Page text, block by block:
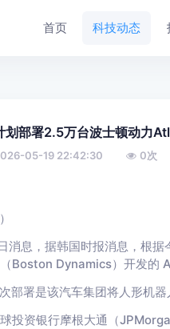
首页 科技动态
划部署2.5万台波士顿动力
05-19 22:42:30 0次
消息，据韩国时报消息，根
Boston Dynamics）开发的
部署是该汽车集团将人形机
投资银行摩根大通（